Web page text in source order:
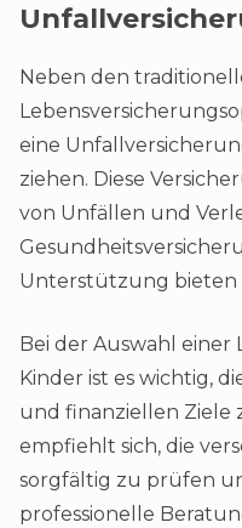
Neben den
eine
ziehen. Diese
von Unfällen und
Unterstützung bieten
Bei der Auswahl
Kinder ist es wichtig,
und finanziellen Ziele
empfiehlt sich, die
sorgfältig zu prüfen
professionelle